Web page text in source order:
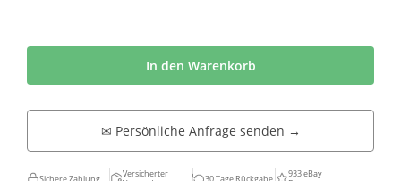
|
Futuristische
Landschaft
Menge
In den Warenkorb
✉ Persönliche Anfrage senden →
Sichere Zahlung
Versicherter
30 Tage Rückgabe
933 eBay